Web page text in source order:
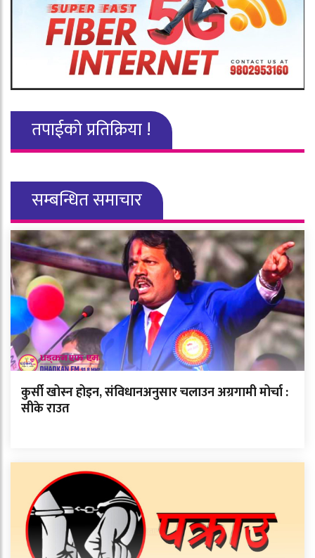
तपाईको प्रतिक्रिया !
सम्बन्धित समाचार
कुर्सी खोस्न होइन, संविधानअनुसार चलाउन अग्रगामी मोर्चा :
सीके राउत